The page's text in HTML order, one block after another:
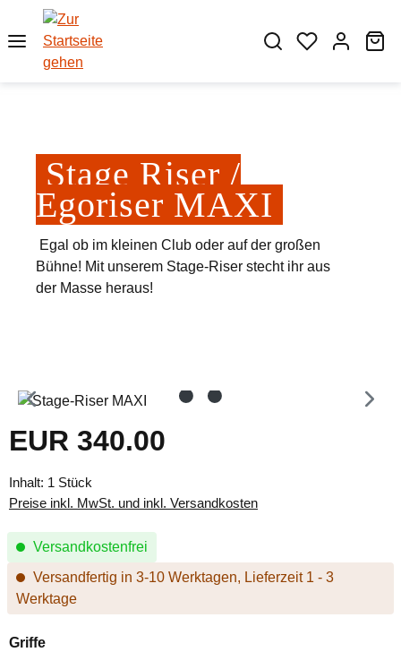
Zum Hauptinhalt springen
Stage Riser /
Egoriser MAXI
Egal ob im kleinen Club oder auf der großen
Bühne! Mit unserem Stage-Riser stecht ihr aus
der Masse heraus!
Bildergalerie überspringen
Regulärer Preis:
EUR 340.00
Inhalt: 1 Stück
Preise inkl. MwSt. und inkl. Versandkosten
Versandkostenfrei
Versandfertig in 3-10 Werktagen, Lieferzeit 1 - 3
Werktage
Griffeauswählen